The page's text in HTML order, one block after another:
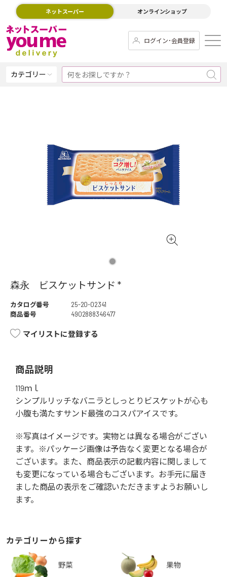
ネットスーパー オンラインショップ
ログイン･会員登録
カテゴリー
森永 ビスケットサンド *
カタログ番号
25-20-02341
商品番号
4902888346477
マイリストに登録する
商品説明
119ｍｌ
シンプルリッチなバニラとしっとりビスケットが心も
小腹も満たすサンド最強のコスパアイスです。
※写真はイメージです。実物とは異なる場合がござい
ます。※パッケージ画像は予告なく変更となる場合が
ございます。また、商品表示の記載内容に関しまして
も変更になっている場合もございます。お手元に届き
ました商品の表示をご確認いただきますようお願いし
ます。
カテゴリーから探す